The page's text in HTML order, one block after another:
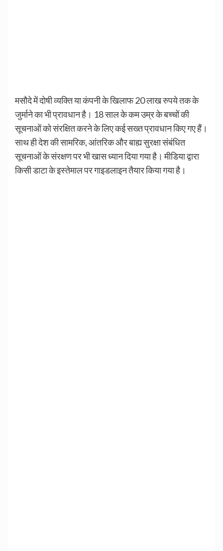
मसौदे में दोषी व्यक्ति या कंपनी के खिलाफ 20 लाख रुपये तक के
जुर्माने का भी प्रावधान है। 18 साल के कम उम्र के बच्चों की
सूचनाओं को संरक्षित करने के लिए कई सख्त प्रावधान किए गए हैं।
साथ ही देश की सामरिक, आंतरिक और बाह्य सुरक्षा संबंधित
सूचनाओं के संरक्षण पर भी खास ध्यान दिया गया है। मीडिया द्वारा
किसी डाटा के इस्तेमाल पर गाइडलाइन तैयार किया गया है।